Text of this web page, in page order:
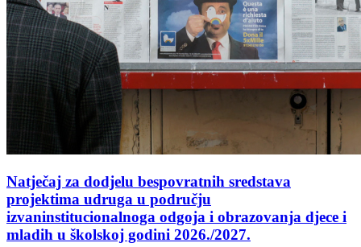
Natječaj za dodjelu bespovratnih sredstava
projektima udruga u području
izvaninstitucionalnoga odgoja i obrazovanja djece i
mladih u školskoj godini 2026./2027.